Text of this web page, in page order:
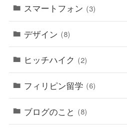
スマートフォン (3)
デザイン (8)
ヒッチハイク (2)
フィリピン留学 (6)
ブログのこと (8)